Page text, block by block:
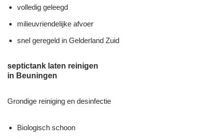
volledig geleegd
milieuvriendelijke afvoer
snel geregeld in Gelderland Zuid
septictank laten reinigen
in Beuningen
Grondige reiniging en desinfectie
Biologisch schoon